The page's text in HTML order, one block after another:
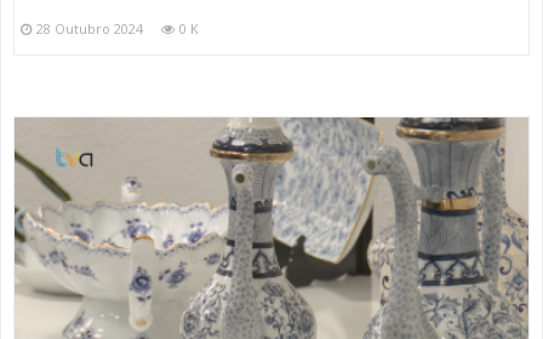
28 Outubro 2024 0 K